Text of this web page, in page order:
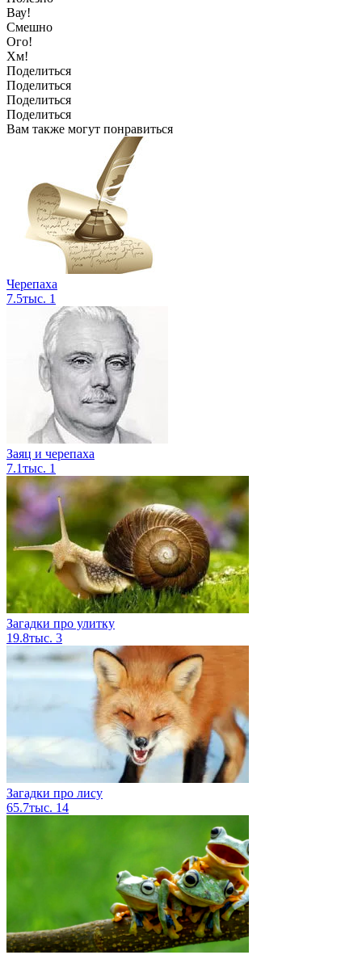
Вау!
Смешно
Ого!
Хм!
Поделиться
Поделиться
Поделиться
Поделиться
Вам также могут понравиться
Черепаха
7.5тыс. 1
Заяц и черепаха
7.1тыс. 1
Загадки про улитку
19.8тыс. 3
Загадки про лису
65.7тыс. 14